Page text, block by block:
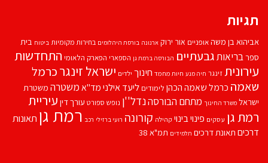
תגיות
אביהוא בן משהאופניים אור ירוק ארנונה בורסת היהלומים בחירות מקומיות ביטוח בית
ספרבריאותגבעתיים הבורסה ברמת גן הספארי הפארק הלאומי התחדשות
עירוניתזינגר חיה מנע חיות מחמד חינוך ילדים ישראל זינגרכרמל
שאמה כרמל שאמה הכהן לימודים ליעד אילנימד''אמשטרה משטרת
ישראל משרד החינוך מתחם הבורסהנדל''ן נופש ספורט עורך דין עיריית
רמת גן עסקים פינוי בינוי קהילה קורונה רועי ברזילי רכב רמת גן תאונות
דרכים תאונת דרכים תלמידים תמ"א 38